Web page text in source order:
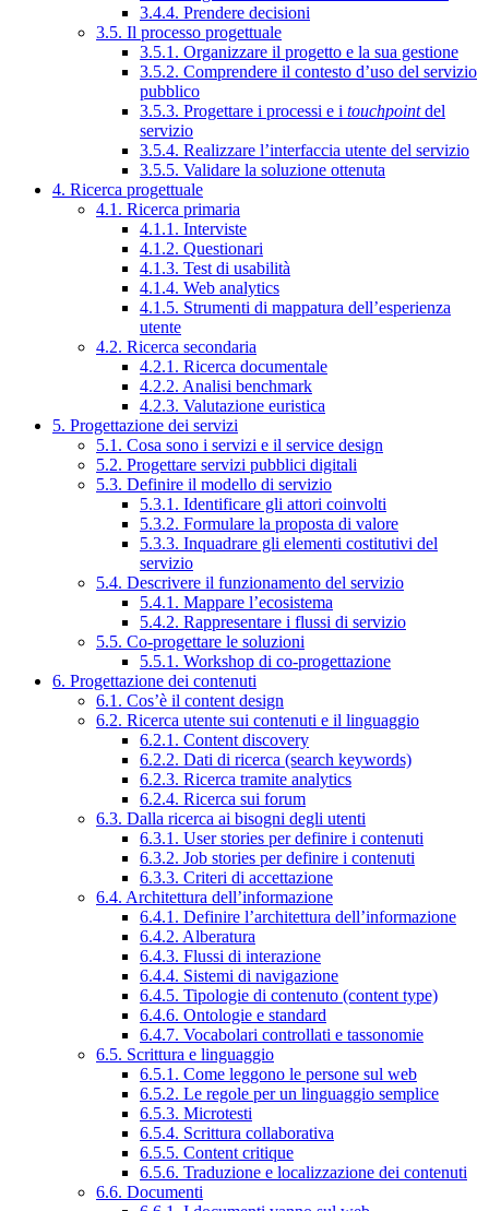
3.4.4. Prendere decisioni
3.5. Il processo progettuale
3.5.1. Organizzare il progetto e la sua gestione
3.5.2. Comprendere il contesto d’uso del servizio
pubblico
3.5.3. Progettare i processi e i touchpointdel
servizio
3.5.4. Realizzare l’interfaccia utente del servizio
3.5.5. Validare la soluzione ottenuta
4. Ricerca progettuale
4.1. Ricerca primaria
4.1.1. Interviste
4.1.2. Questionari
4.1.3. Test di usabilità
4.1.4. Web analytics
4.1.5. Strumenti di mappatura dell’esperienza
utente
4.2. Ricerca secondaria
4.2.1. Ricerca documentale
4.2.2. Analisi benchmark
4.2.3. Valutazione euristica
5. Progettazione dei servizi
5.1. Cosa sono i servizi e il service design
5.2. Progettare servizi pubblici digitali
5.3. Definire il modello di servizio
5.3.1. Identificare gli attori coinvolti
5.3.2. Formulare la proposta di valore
5.3.3. Inquadrare gli elementi costitutivi del
servizio
5.4. Descrivere il funzionamento del servizio
5.4.1. Mappare l’ecosistema
5.4.2. Rappresentare i flussi di servizio
5.5. Co-progettare le soluzioni
5.5.1. Workshop di co-progettazione
6. Progettazione dei contenuti
6.1. Cos’è il content design
6.2. Ricerca utente sui contenuti e il linguaggio
6.2.1. Content discovery
6.2.2. Dati di ricerca (search keywords)
6.2.3. Ricerca tramite analytics
6.2.4. Ricerca sui forum
6.3. Dalla ricerca ai bisogni degli utenti
6.3.1. User stories per definire i contenuti
6.3.2. Job stories per definire i contenuti
6.3.3. Criteri di accettazione
6.4. Architettura dell’informazione
6.4.1. Definire l’architettura dell’informazione
6.4.2. Alberatura
6.4.3. Flussi di interazione
6.4.4. Sistemi di navigazione
6.4.5. Tipologie di contenuto (content type)
6.4.6. Ontologie e standard
6.4.7. Vocabolari controllati e tassonomie
6.5. Scrittura e linguaggio
6.5.1. Come leggono le persone sul web
6.5.2. Le regole per un linguaggio semplice
6.5.3. Microtesti
6.5.4. Scrittura collaborativa
6.5.5. Content critique
6.5.6. Traduzione e localizzazione dei contenuti
6.6. Documenti